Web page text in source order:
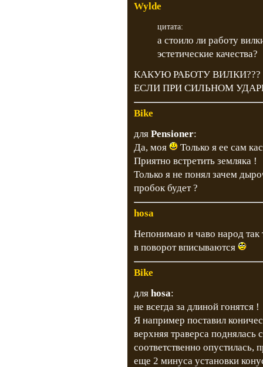
Wylde
цитата:
а стоило ли работу
эстетические качества?
КАКУЮ РАБОТУ ВИЛКИ???
ЕСЛИ ПРИ СИЛЬНОМ
Bike
для Pensioner:
Да, моя
Только я ее сам
Приятно встретить земляка !
Только я не понял зачем
пробок будет ?
hosa
Непонимаю и чаво народ так
в поворот вписываются
Bike
для hosa:
не всегда за длиной гонятся !
Я например поставил
верхняя траверса
соответственно опустилась,
еще 2 минуса установки